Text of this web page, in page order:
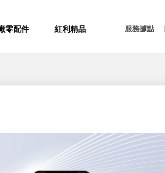
零配件 紅利精品 服務據點